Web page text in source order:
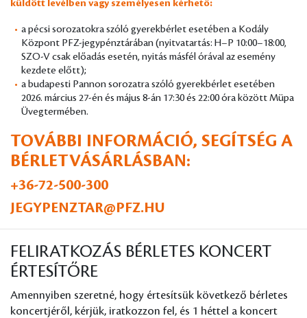
küldött levélben vagy személyesen kérhető:
a pécsi sorozatokra szóló gyerekbérlet esetében a Kodály
Központ PFZ-jegypénztárában (nyitvatartás: H–P 10:00–18:00,
SZO-V csak előadás esetén, nyitás másfél órával az esemény
kezdete előtt);
a budapesti Pannon sorozatra szóló gyerekbérlet esetében
2026. március 27-én és május 8-án 17:30 és 22:00 óra között Müpa
Üvegtermében.
TOVÁBBI INFORMÁCIÓ, SEGÍTSÉG A
BÉRLETVÁSÁRLÁSBAN:
+36-72-500-300
JEGYPENZTAR@PFZ.HU
FELIRATKOZÁS BÉRLETES KONCERT
ÉRTESÍTŐRE
Amennyiben szeretné, hogy értesítsük következő bérletes
koncertjéről, kérjük, iratkozzon fel, és 1 héttel a koncert